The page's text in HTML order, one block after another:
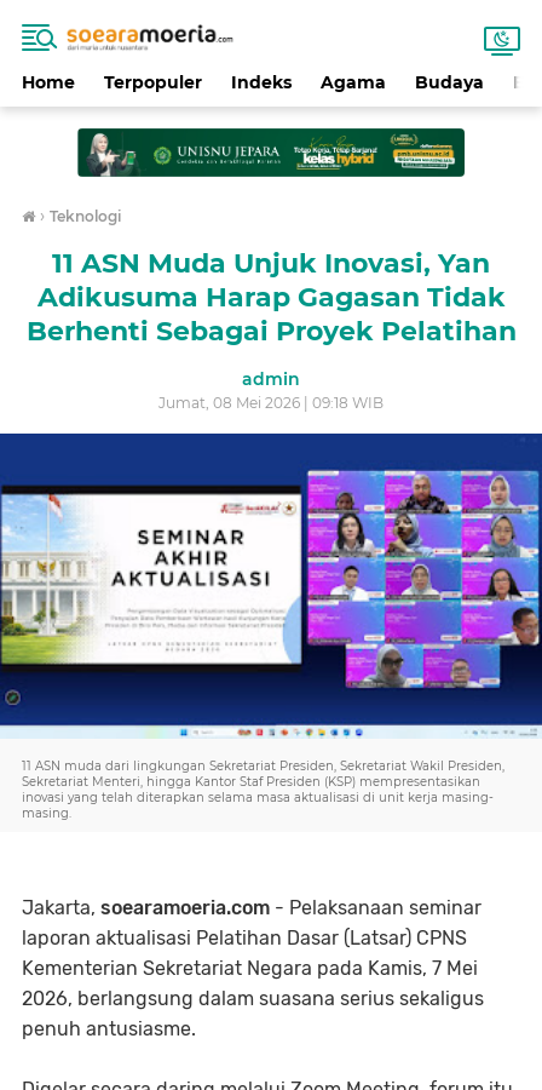
Home Terpopuler Indeks Agama Budaya
› Teknologi
11 ASN Muda Unjuk Inovasi, Yan
Adikusuma Harap Gagasan Tidak
Berhenti Sebagai Proyek Pelatihan
admin
Jumat, 08 Mei 2026 | 09:18 WIB
11 ASN muda dari lingkungan Sekretariat Presiden, Sekretariat Wakil Presiden,
Sekretariat Menteri, hingga Kantor Staf Presiden (KSP) mempresentasikan
inovasi yang telah diterapkan selama masa aktualisasi di unit kerja masing-
masing.
Jakarta, soearamoeria.com - Pelaksanaan seminar
laporan aktualisasi Pelatihan Dasar (Latsar) CPNS
Kementerian Sekretariat Negara pada Kamis, 7 Mei
2026, berlangsung dalam suasana serius sekaligus
penuh antusiasme.